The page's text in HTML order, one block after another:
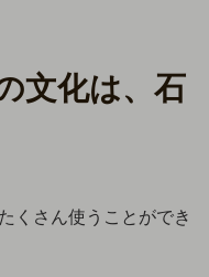
文化は、石
くさん使うことができ